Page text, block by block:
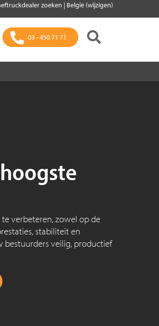
zoeken | België (wijzigen)
03 - 450 71 71
verbeteren, zowel op de
stabiliteit en
bestuurders veilig, productief